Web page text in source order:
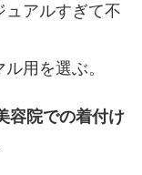
アルすぎて不
用を選ぶ。
容院での着付け